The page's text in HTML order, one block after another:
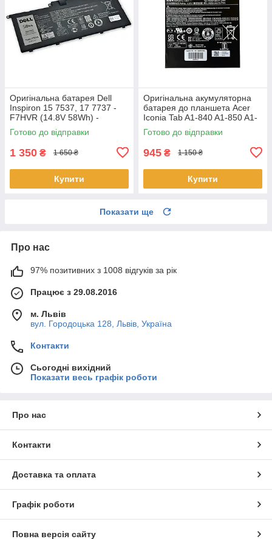
Оригінальна батарея Dell
Inspiron 15 7537, 17 7737 -
F7HVR (14.8V 58Wh) -
Акумулятор, АКБ
Готово до відправки
1 350 ₴ 1 650 ₴
Купити
Оригінальна акумуляторна
батарея до планшета Acer
Iconia Tab A1-840 A1-850 A1-
860 One 8 B1-810 B1-820 B1-
830 - AP14F8K
Готово до відправки
945 ₴ 1 150 ₴
Купити
Показати ще
Про нас
97% позитивних з 1008 відгуків за рік
Працює з 29.08.2016
м. Львів
вул. Городоцька 128, Львів, Україна
Контакти
Сьогодні вихідний
Показати весь графік роботи
Про нас
Контакти
Доставка та оплата
Графік роботи
Повна версія сайту